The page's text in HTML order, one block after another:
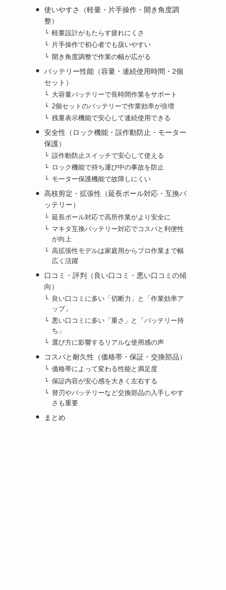
使いやすさ（軽量・片手操作・開き角度調
整）
軽量設計がもたらす疲れにくさ
片手操作で初心者でも扱いやすい
開き角度調整で作業の幅が広がる
バッテリー性能（容量・連続使用時間・2個
セット）
大容量バッテリーで長時間作業をサポート
2個セットのバッテリーで作業効率が倍増
残量表示機能で安心して連続使用できる
安全性（ロック機能・誤作動防止・モーター
保護）
誤作動防止スイッチで安心して使える
ロック機能で持ち運び中の事故を防止
モーター保護機能で故障しにくい
高枝剪定・拡張性（延長ポール対応・互換バ
ッテリー）
延長ポール対応で高所作業がより安全に
マキタ互換バッテリー対応でコスパと利便性
が向上
高拡張性モデルは家庭用からプロ作業まで幅
広く活躍
口コミ・評判（良い口コミ・悪い口コミの傾
向）
良い口コミに多い「切断力」と「作業効率ア
ップ」
悪い口コミに多い「重さ」と「バッテリー持
ち」
選び方に影響するリアルな使用感の声
コスパと耐久性（価格帯・保証・交換部品）
価格帯によって変わる性能と満足度
保証内容が安心感を大きく左右する
替刃やバッテリーなど交換部品の入手しやす
さも重要
まとめ